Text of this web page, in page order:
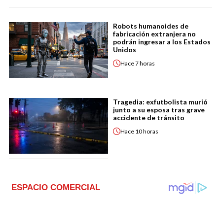
Robots humanoides de
fabricación extranjera no
podrán ingresar a los Estados
Unidos
Hace7 horas
Tragedia: exfutbolista murió
junto a su esposa tras grave
accidente de tránsito
Hace 10 horas